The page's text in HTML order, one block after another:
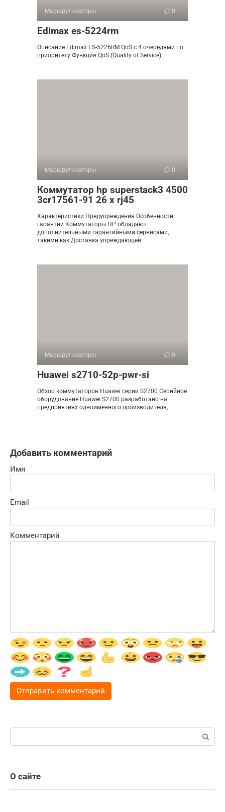
Маршрутизаторы 0
Edimax es-5224rm
Описание Edimax ES-5226RM QoS с 4 очередями по
приоритету Функция QoS (Quality of Service)
Маршрутизаторы 0
Коммутатор hp superstack3 4500
3cr17561-91 26 x rj45
Характеристики Предупреждения Особенности
гарантии Коммутаторы HP обладают
дополнительными гарантийными сервисами,
такими как Доставка упреждающей
Маршрутизаторы 0
Huawei s2710-52p-pwr-si
Обзор коммутаторов Huawei серии S2700 Серийное
оборудование Huawei S2700 разработано на
предприятиях одноименного производителя,
Добавить комментарий
Имя
Email
Комментарий
Поиск:
О сайте